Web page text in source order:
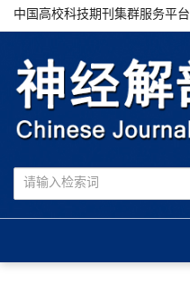
中国高校科技期刊集群服务平台